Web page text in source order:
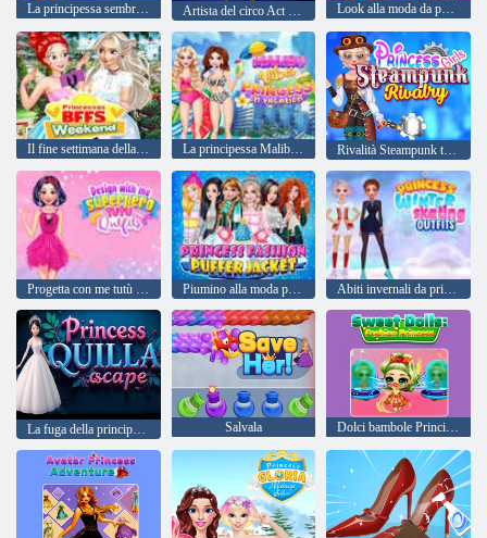
La principessa sembra una top model Look alla moda da passerella della principessa
Il fine settimana della mia migliore amica principessa La principessa Malibu Vibes in vacanza Rivalità Steampunk tra principesse
Progetta con me tutù da supereroe Piumino alla moda principesse Abiti invernali da principessa per il pattinaggio sul ghiaccio
Salvala Dolci bambole Principessa della moda